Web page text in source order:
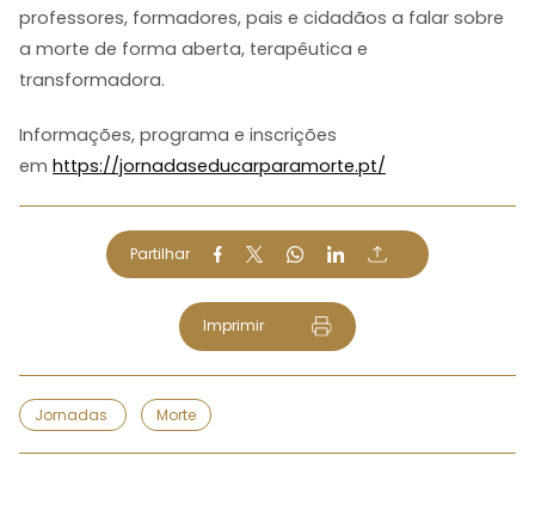
professores, formadores, pais e cidadãos a falar sobre
a morte de forma aberta, terapêutica e
transformadora.
Informações, programa e inscrições
em https://jornadaseducarparamorte.pt/
Partilhar
Imprimir
Jornadas Morte